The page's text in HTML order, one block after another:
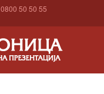
0800 50 50 55